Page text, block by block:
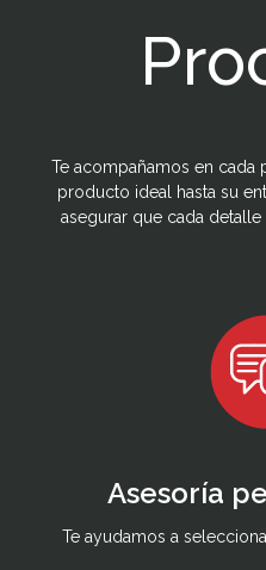
Te acompañamos en cada
producto ideal hasta su
asegurar que cada
Asesoría
Te ayudamos a